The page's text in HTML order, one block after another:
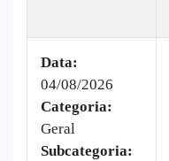
Data:
04/08/2026
Categoria:
Geral
Subcategoria: